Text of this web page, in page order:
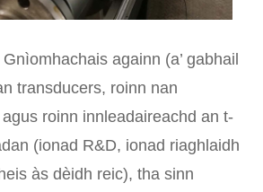
againn (a’ gabhail
transducers, roinn nan
roinn innleadaireachd an t-
(ionad R&D, ionad riaghlaidh
às dèidh reic), tha sinn